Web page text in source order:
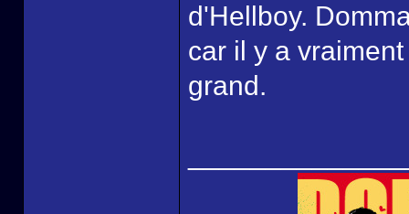
d'Hellboy.
car il y a
grand.